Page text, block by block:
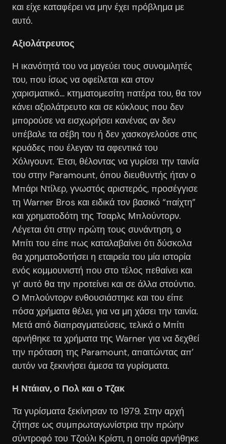
και είχε καταφέρει να μην έχει πρόβλημα με
αυτό.
Αξιολάτρευτος
Η ικανότητά του να μαγεύει τους συνομιλητές
του, που ίσως να οφείλεται και στον
χαρισματικό… κτηματομεσίτη πατέρα του, θα τον
κάνει αξιολάτρευτο και σε κύκλους που δεν
μπορούσε να εισχωρήσει κανένας αν δεν
υπέβαλε τα σέβη του ή δεν χασκογελούσε στις
κρυάδες που έλεγαν τα αφεντικά του
Χόλιγουντ. Έτσι, θέλοντας να γυρίσει την ταινία
του στην Paramount, όπου διευθυντής ήταν ο
Μπάρι Ντίλερ, γνωστός αριστερός, προσέγγισε
τη Warner Bros και ειδικά τον βασικό “παίχτη”
και χρηματοδότη της Τσαρλς Μπλούντορν.
Λέγεται ότι στην πρώτη τους συνάντηση, ο
Μπίτι του είπε πως καταλαβαίνει ότι δύσκολα
θα χρηματοδοτήσει η εταιρεία του μία ιστορία
ενός κομμουνιστή που στο τέλος πεθαίνει και
γι’ αυτό θα την προτείνει και σε άλλα στούντιο.
Ο Μπλούντορν ενθουσιάστηκε και του είπε
πόσα χρήματα θέλει, για να μη χάσει την ταινία.
Μετά από διαπραγματεύσεις, τελικά ο Μπίτι
αρνήθηκε τα χρήματα της Warner για να δεχθεί
την πρόταση της Paramount, απαιτώντας απ’
αυτόν να ξεκινήσει άμεσα τα γυρίσματα.
Η Ντάιαν, ο Πολ και ο Τζακ
Τα γυρίσματα ξεκίνησαν το 1979. Στην αρχή
ζήτησε ως συμπρωταγωνίστρια την πρώην
σύντροφό του Τζούλι Κρίστι, η οποία αρνήθηκε